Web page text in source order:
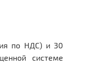
по НДС) и 30
системе